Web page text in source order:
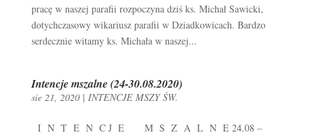
pracę w naszej parafii rozpoczyna dziś ks. Michał Sawicki,
dotychczasowy wikariusz parafii w Dziadkowicach. Bardzo
serdecznie witamy ks. Michała w naszej...
Intencje mszalne (24-30.08.2020)
sie 21, 2020| INTENCJE MSZY ŚW.
I N T E N C J E M S Z A L N E 24.08 –